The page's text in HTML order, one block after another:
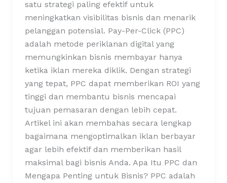
satu strategi paling efektif untuk
meningkatkan visibilitas bisnis dan menarik
pelanggan potensial. Pay-Per-Click (PPC)
adalah metode periklanan digital yang
memungkinkan bisnis membayar hanya
ketika iklan mereka diklik. Dengan strategi
yang tepat, PPC dapat memberikan ROI yang
tinggi dan membantu bisnis mencapai
tujuan pemasaran dengan lebih cepat.
Artikel ini akan membahas secara lengkap
bagaimana mengoptimalkan iklan berbayar
agar lebih efektif dan memberikan hasil
maksimal bagi bisnis Anda. Apa Itu PPC dan
Mengapa Penting untuk Bisnis? PPC adalah